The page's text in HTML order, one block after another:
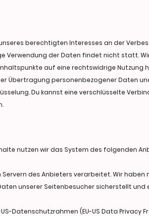
berechtigten Interesses an der
Verwendung der Daten findet nicht statt.
auf eine rechtswidrige Nutzung
Übertragung personenbezogener Daten
Du kannst eine verschlüsselte
nutzen wir das System des folgenden
des Anbieters verarbeitet. Wir haben
unserer Seitenbesucher sicherstellt und
Datenschutzrahmen (EU-US Data Privacy